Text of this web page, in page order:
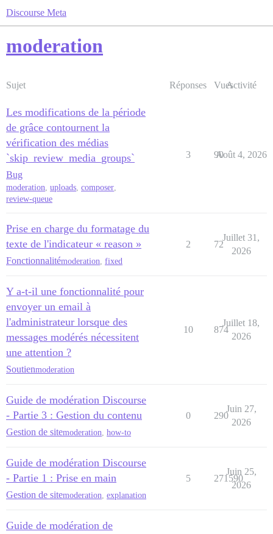
Discourse Meta
moderation
Sujet Réponses VuesActivité
Les modifications de la période
de grâce contournent la
vérification des médias
`skip_review_media_groups`
Bug
moderation, uploads, composer,
review-queue
3 90
Août 4, 2026
Prise en charge du formatage du
texte de l'indicateur « reason »
Fonctionnalitémoderation fixed
2 72
Juillet 31,
2026
Y a-t-il une fonctionnalité pour
envoyer un email à
l'administrateur lorsque des
messages modérés nécessitent
une attention ?
Soutienmoderation
10 874
Juillet 18,
2026
Guide de modération Discourse
- Partie 3 : Gestion du contenu
Gestion de sitemoderation how-to
0 290
Juin 27,
2026
Guide de modération Discourse
- Partie 1 : Prise en main
Gestion de sitemoderation explanation
5 271590
Juin 25,
2026
Guide de modération de